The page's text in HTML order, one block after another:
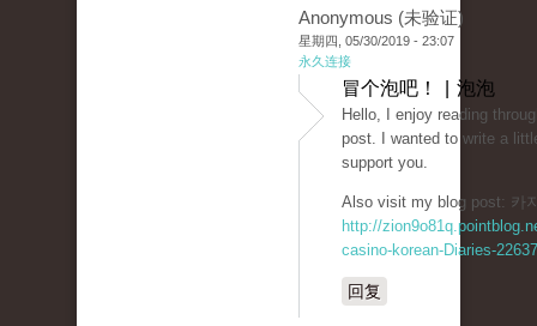
Anonymous (未验证)
星期四, 05/30/2019 - 23:07
永久连接
冒个泡吧！ | 泡泡
Hello, I enjoy reading
post. I wanted to write a
support you.
Also visit my blog post: 카
http://
casino-korean-Diaries-
回复